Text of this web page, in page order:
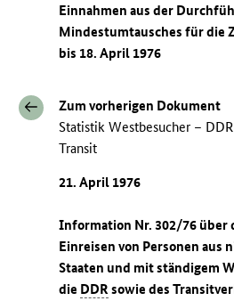
Einnahmen aus der
Mindestumtausches für die
bis 18. April 1976
Zum vorherigen Dokument
Statistik Westbesucher –
Transit
21. April 1976
Information Nr. 302/76 über
Einreisen von Personen aus
Staaten und mit ständigem
die DDRsowie des